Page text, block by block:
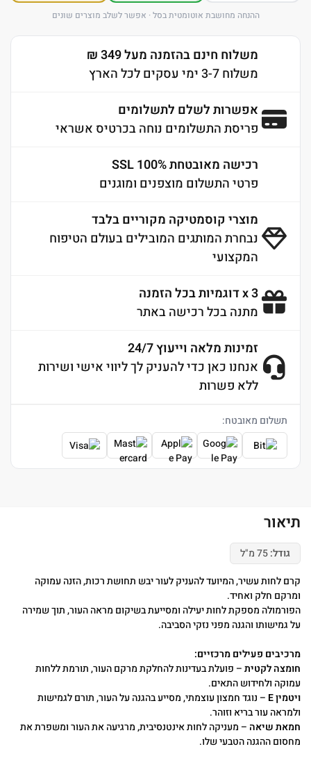
ההנחה מחושבת אוטומטית בסל · אפשר לשלב מוצרים שונים
משלוח חינם בהזמנה מעל 349 ₪
משלוח 3-7 ימי עסקים לכל הארץ
אפשרות לשלם לתשלומים
פריסת התשלומים נוחה בכרטיס אשראי
רכישה מאובטחת 100% SSL
פרטי התשלום מוצפנים ומוגנים
מוצרי קוסמטיקה מקוריים בלבד
נבחרת המותגים המובילים בעולם הטיפוח
המקצועי
3 x דוגמיות בכל הזמנה
מתנה בכל רכישה באתר
זמינות מלאה וייעוץ 24/7
אנחנו כאן כדי להעניק לך ליווי אישי ושירות
ללא פשרות
תשלום מאובטח:
תיאור
גודל:
קרם לחות עשיר, המיועד להעניק לעור יבש תחושת רכות, הזנה עמוקה
ומרקם חלק ואחיד.
הפורמולה מספקת לחות יעילה ומסייעת בשיקום מראה העור, תוך שמירה
על גמישותו והגנה מפני נזקי הסביבה.
מרכיבים פעילים מרכזיים:
חומצה לקטית– פועלת בעדינות להחלקת מרקם העור, תורמת ללחות
עמוקה ולחידוש התאים.
ויטמין E
– נוגד חמצון עוצמתי, מסייע בהגנה על העור, תורם לגמישות
ולמראה עור בריא וזוהר.
חמאת שיאה – מעניקה לחות אינטנסיבית, מרגיעה את העור ומשפרת את
מחסום ההגנה הטבעי שלו.